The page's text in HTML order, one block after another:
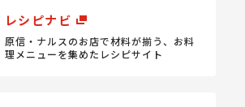
レシピナビ
原信・ナルスのお店で材料が揃う、 お料
理メニューを集めたレシピサイト